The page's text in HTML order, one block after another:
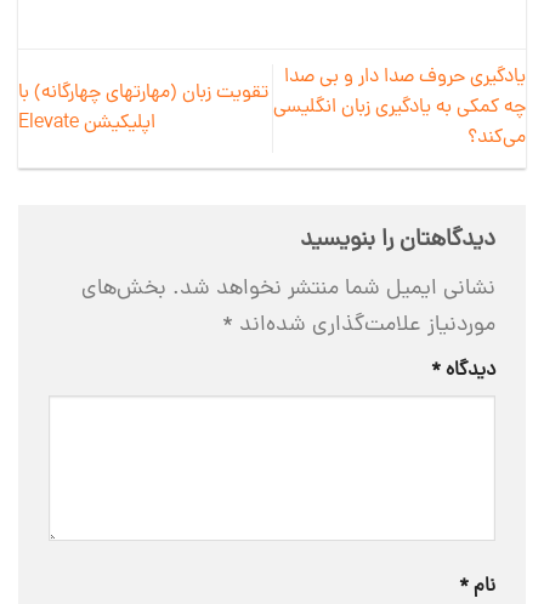
یادگیری حروف صدا دار و بی‌ صدا
چه کمکی به یادگیری زبان انگلیسی
می‏‌کند؟
تقویت زبان (مهارتهای چهارگانه) با
اپلیکیشن Elevate
دیدگاهتان را بنویسید
نشانی ایمیل شما منتشر نخواهد شد. بخش‌های
موردنیاز علامت‌گذاری شده‌اند *
دیدگاه*
نام*